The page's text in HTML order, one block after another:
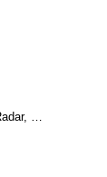
…